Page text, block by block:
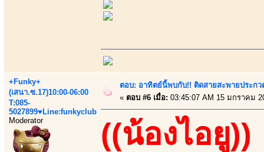
+Funky+
(เสนา.ซ.17)10:00-06:00
T:085-
5027899♥Line:funkyclub
Moderator
ตอบ: อาทิตย์นี้พบกับ!! ติดสายสะพายประกว
« ตอบ #6 เมื่อ: 03:45:07 AM 15 มกราคม
((น้องไอยู))